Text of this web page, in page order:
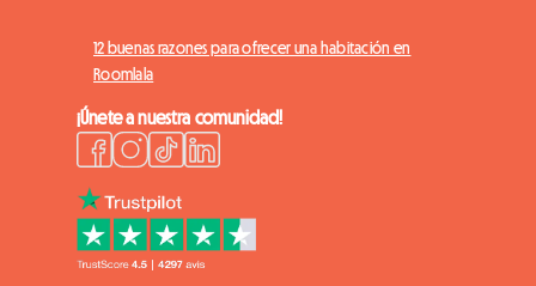
12 buenas razones para ofrecer una habitación en
Roomlala
¡Únete a nuestra comunidad!